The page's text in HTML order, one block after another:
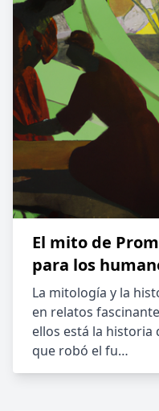
El mito de
para los
La mitología y la
en relatos
ellos está la
que robó el fu…